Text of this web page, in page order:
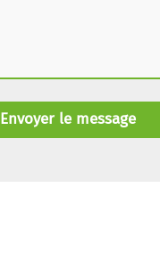
Envoyer le message